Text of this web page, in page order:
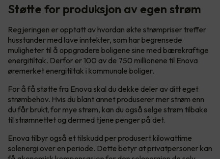
Støtte for produksjon av egen strøm
Regjeringen er opptatt av hvordan økte strømpriser treffer
husstander med lave inntekter, som har begrensede
muligheter til å oppgradere boligene sine med bærekraftige
energitiltak. Derfor er 100 av de 750 millionene til Enova
øremerket energitiltak i kommunale boliger.
For å få støtte fra Enova skal du dekke deler av ditt eget
strømbehov. Hvis du blant annet produserer mer strøm enn
du får brukt, for mye strøm, kan du også selge strøm tilbake
til strømnettet og dermed tjene penger på det.
Enova tilbyr også et tilskudd per produsert kilowattime
solenergi over en periode. Dette betyr at privatpersoner kan